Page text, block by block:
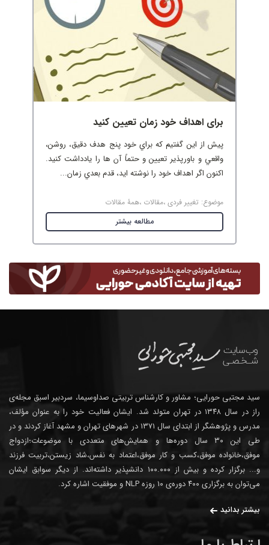
برای اهداف خود زمان تعیین کنید
پيش از اين گفتيم که براي خود پنج هدف دقيق، روشن،
واقعي و باورپذير تعيين و حتماً آن ها را يادداشت کنيد.
اکنون اگر اهداف خود را نوشته ايد، قدم بعدي زمان...
موضوع: تغییر فردی ،مقالات ،همۀ مقالات
مطالعه بیشتر
سید مجتبی حورایی؛ مشاور و کارشناس تربیتی صداوسیما، سردبیر اسبق مجله‌ی
راز در سال ۱۳۴۸ در تهران متولد شد. ایشان فعالیت خود را به عنوان مؤلف،
مدرس و پژوهشگر از ابتدای سال ۱۳۷۱ در شهرهای تهران و مشهد آغاز کردند و در
طی این ۳۰ سال دوره‌ها و همایش‌های متعددی با موضوعات؛ازدواج
موفق،خانواده موفق،کسب و کار موفق،اعتماد به نفس،شاد زیستن،تربیت فرزند
و... برگزار کرده و بیش از ۱۰۰.۰۰۰ دانشپذیر داشته‌اند. از دیگر سوابق ایشان
می‌توان به برگزاری ۴۰۰ دوره‌ی ۱۰ روزه NLP و موفقیت اشاره کرد.
بیشتر بدانید